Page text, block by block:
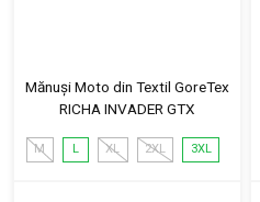
Mănuși Moto din Textil GoreTex
RICHA INVADER GTX
M L XL 2XL 3XL